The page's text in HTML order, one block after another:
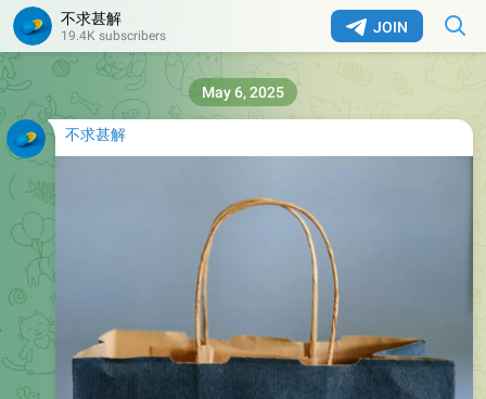
JOIN
不求甚解
19.4K subscribers
不求甚解
May 6, 2025